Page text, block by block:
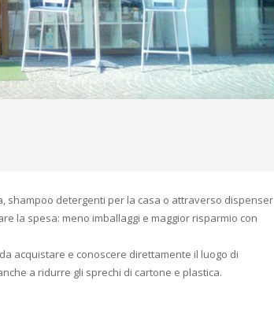
shampoo detergenti per la casa o attraverso dispenser
la spesa: meno imballaggi e maggior risparmio con
acquistare e conoscere direttamente il luogo di
a ridurre gli sprechi di cartone e plastica.